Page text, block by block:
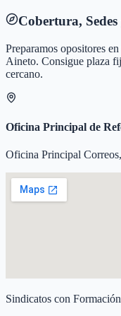
Cobertura,
Preparamos opositores
Aineto. Consigue plaza
cercano.
Oficina Principal de
Oficina Principal
Sindicatos con